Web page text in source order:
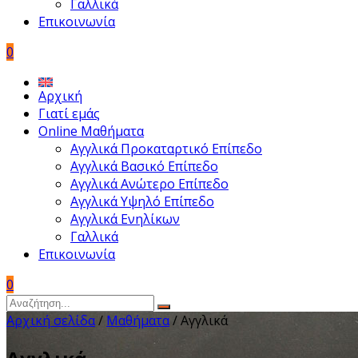
Γαλλικά
Επικοινωνία
0
Αρχική
Γιατί εμάς
Online Μαθήματα
Αγγλικά Προκαταρτικό Επίπεδο
Αγγλικά Βασικό Επίπεδο
Αγγλικά Ανώτερο Επίπεδο
Αγγλικά Υψηλό Επίπεδο
Αγγλικά Ενηλίκων
Γαλλικά
Επικοινωνία
0
Αρχική σελίδα/ Μαθήματα/ Αγγλικά